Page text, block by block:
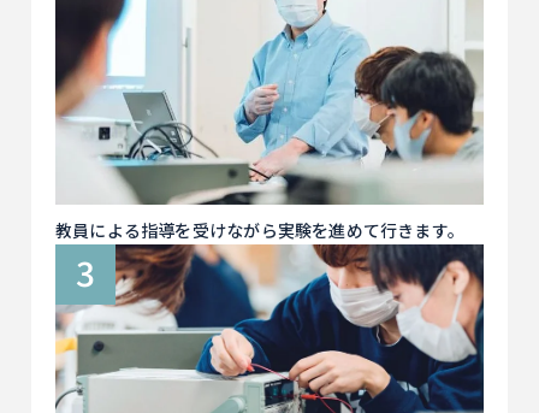
教員による指導を受けながら実験を進めて行きます。